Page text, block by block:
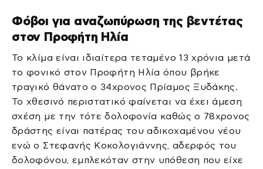
Φόβοι για αναζωπύρωση της βεντέτας
στον Προφήτη Ηλία
Το κλίμα είναι ιδιαίτερα τεταμένο 13 χρόνια μετά
το φονικό στον Προφήτη Ηλία όπου βρήκε
τραγικό θάνατο ο 34χρονος Πρίαμος Ξυδάκης.
Το χθεσινό περιστατικό φαίνεται να έχει άμεση
σχέση με την τότε δολοφονία καθώς ο 78χρονος
δράστης είναι πατέρας του αδικοχαμένου νέου
ενώ ο Στεφανής Κοκολογιάννης, αδερφός του
δολοφόνου, εμπλεκόταν στην υπόθεση που είχε